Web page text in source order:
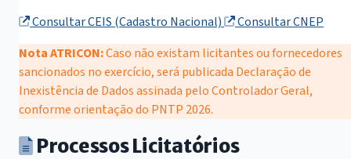
Consultar CEIS (Cadastro Nacional)
Consultar CNEP
Nota ATRICON:Caso não existam licitantes ou fornecedores
sancionados no exercício, será publicada Declaração de
Inexistência de Dados assinada pelo Controlador Geral,
conforme orientação do PNTP 2026.
Processos Licitatórios